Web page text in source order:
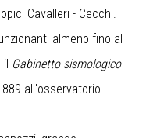
Cavalleri - Cecchi.
almeno fino al
Gabinetto sismologico
all'osservatorio